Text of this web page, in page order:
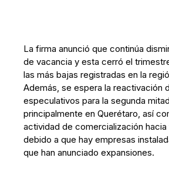
La firma anunció que continúa
de vacancia y esta cerró el
las más bajas registradas en la
Además, se espera la reactivación
especulativos para la segunda
principalmente en Querétaro, así
actividad de comercialización hacia
debido a que hay empresas
que han anunciado expansiones.